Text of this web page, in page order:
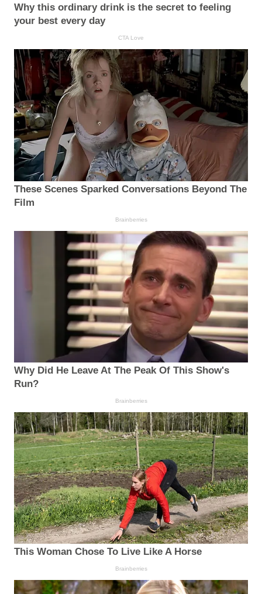
Why this ordinary drink is the secret to feeling
your best every day
CTA Love
These Scenes Sparked Conversations Beyond The
Film
Brainberries
Why Did He Leave At The Peak Of This Show's
Run?
Brainberries
This Woman Chose To Live Like A Horse
Brainberries